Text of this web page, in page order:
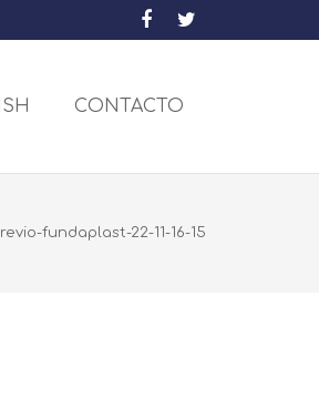
CONTACTO
fundaplast-22-11-16-15